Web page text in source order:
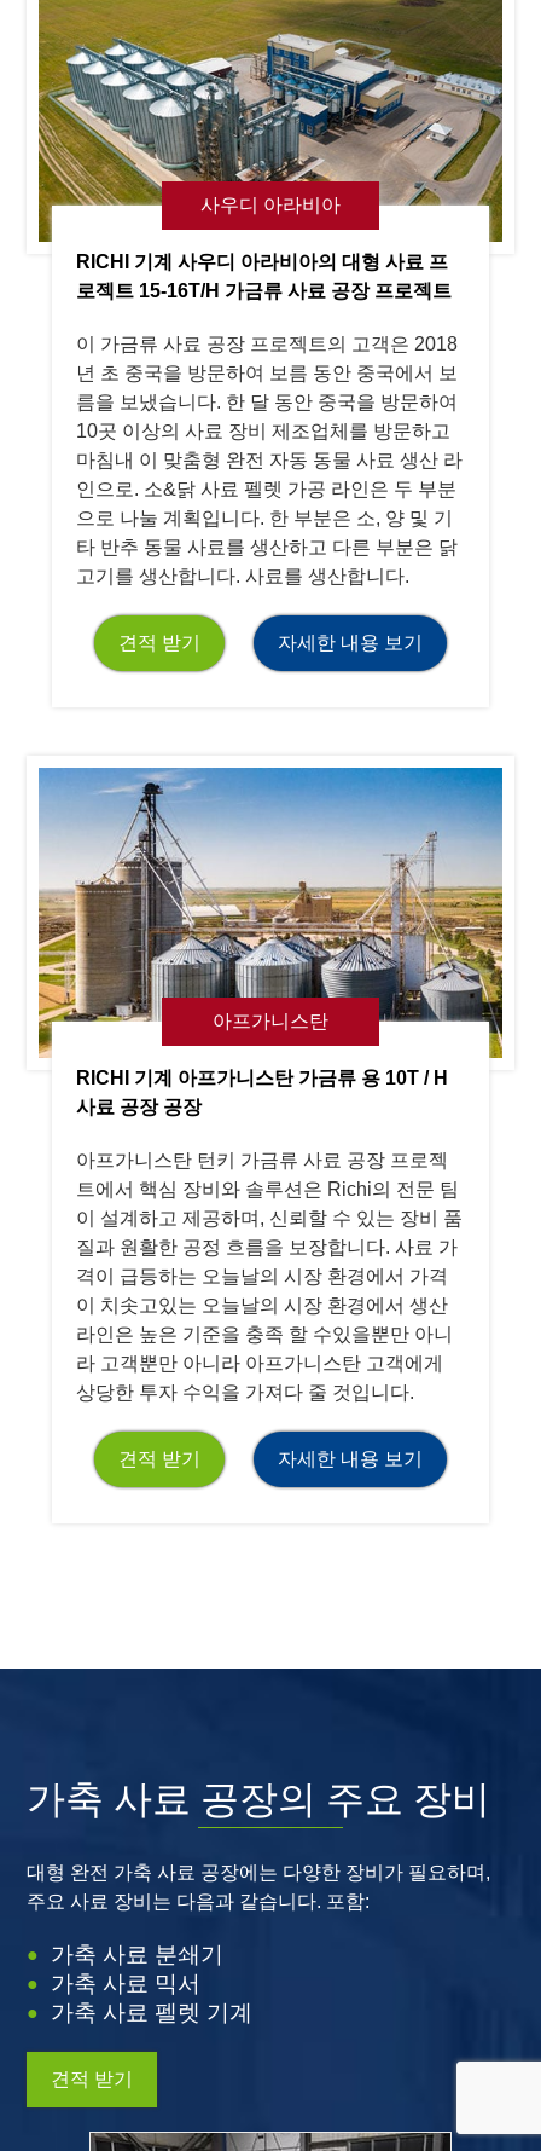
사우디 아라비아
RICHI 기계 사우디 아라비아의 대형 사료 프
로젝트 15-16T/H 가금류 사료 공장 프로젝트
이 가금류 사료 공장 프로젝트의 고객은 2018
년 초 중국을 방문하여 보름 동안 중국에서 보
름을 보냈습니다. 한 달 동안 중국을 방문하여
10곳 이상의 사료 장비 제조업체를 방문하고
마침내 이 맞춤형 완전 자동 동물 사료 생산 라
인으로. 소&닭 사료 펠렛 가공 라인은 두 부분
으로 나눌 계획입니다. 한 부분은 소, 양 및 기
타 반추 동물 사료를 생산하고 다른 부분은 닭
고기를 생산합니다. 사료를 생산합니다.
견적 받기 자세한 내용 보기
아프가니스탄
RICHI 기계 아프가니스탄 가금류 용 10T / H
사료 공장 공장
아프가니스탄 턴키 가금류 사료 공장 프로젝
트에서 핵심 장비와 솔루션은 Richi의 전문 팀
이 설계하고 제공하며, 신뢰할 수 있는 장비 품
질과 원활한 공정 흐름을 보장합니다. 사료 가
격이 급등하는 오늘날의 시장 환경에서 가격
이 치솟고있는 오늘날의 시장 환경에서 생산
라인은 높은 기준을 충족 할 수있을뿐만 아니
라 고객뿐만 아니라 아프가니스탄 고객에게
상당한 투자 수익을 가져다 줄 것입니다.
견적 받기 자세한 내용 보기
가축 사료 공장의 주요 장비
대형 완전 가축 사료 공장에는 다양한 장비가 필요하며,
주요 사료 장비는 다음과 같습니다. 포함:
가축 사료 분쇄기
가축 사료 믹서
가축 사료 펠렛 기계
견적 받기